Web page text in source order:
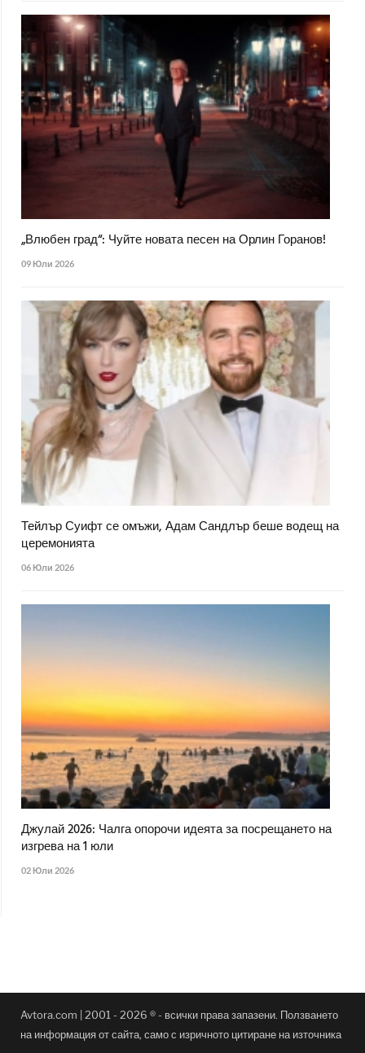
„Влюбен град“: Чуйте новата песен на Орлин Горанов!
09 Юли 2026
Тейлър Суифт се омъжи, Адам Сандлър беше водещ на
церемонията
06 Юли 2026
Джулай 2026: Чалга опорочи идеята за посрещането на
изгрева на 1 юли
02 Юли 2026
Avtora.com | 2001 - 2026 ® - всички права запазени. Ползването
на информация от сайта, само с изричното цитиране на източника